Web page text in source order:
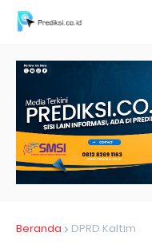
Beranda DPRD Kaltim